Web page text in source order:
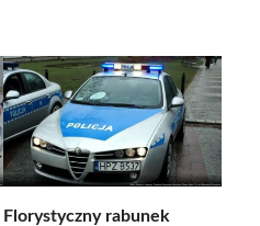
Florystyczny rabunek